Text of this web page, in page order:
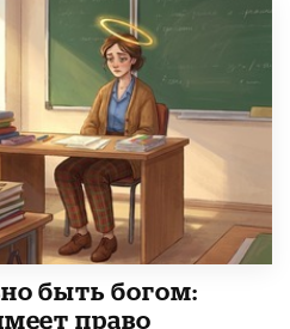
быть богом:
право